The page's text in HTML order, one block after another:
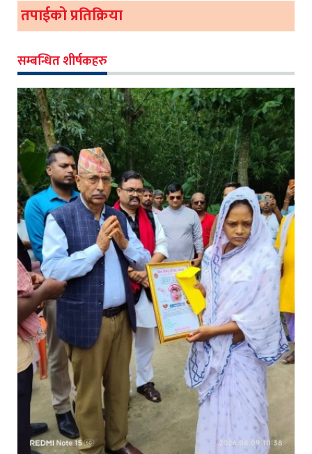
तपाईको प्रतिक्रिया
सम्बन्धित शीर्षकहरु